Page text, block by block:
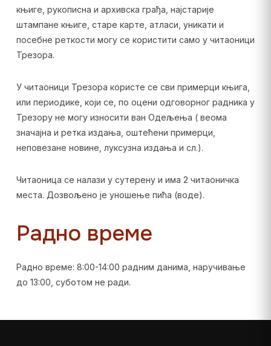
књиге, рукописна и архивска грађа, најстарије
штампане књиге, старе карте, атласи, уникати и
посебне реткости могу се користити само у читаоници
Трезора.
У читаоници Трезора користе се сви примерци књига,
или периодике, који се, по оцени одговорног радника у
Трезору не могу износити ван Одељења ( веома
значајна и ретка издања, оштећени примерци,
неповезане новине, луксузна издања и сл.).
Читаоница се налази у сутерену и има 2 читаоничка
места. Дозвољено је уношење пића (воде).
Радно време
Радно време: 8:00-14:00 радним данима, наручивање
до 13:00, суботом не ради.